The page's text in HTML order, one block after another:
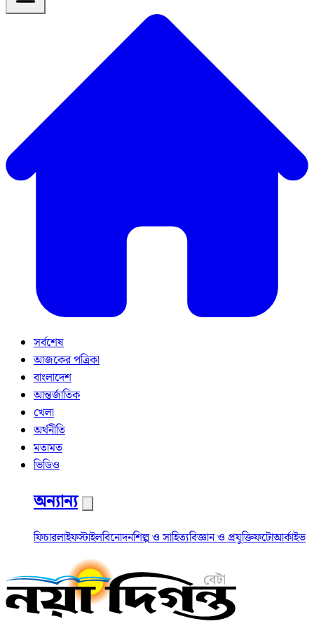
সর্বশেষ
আজকের পত্রিকা
বাংলাদেশ
আন্তর্জাতিক
খেলা
অর্থনীতি
মতামত
ভিডিও
অন্যান্য
ফিচারলাইফস্টাইলবিনোদনশিল্প ও সাহিত্যবিজ্ঞান ও প্রযুক্তিফটোআর্কাইভ